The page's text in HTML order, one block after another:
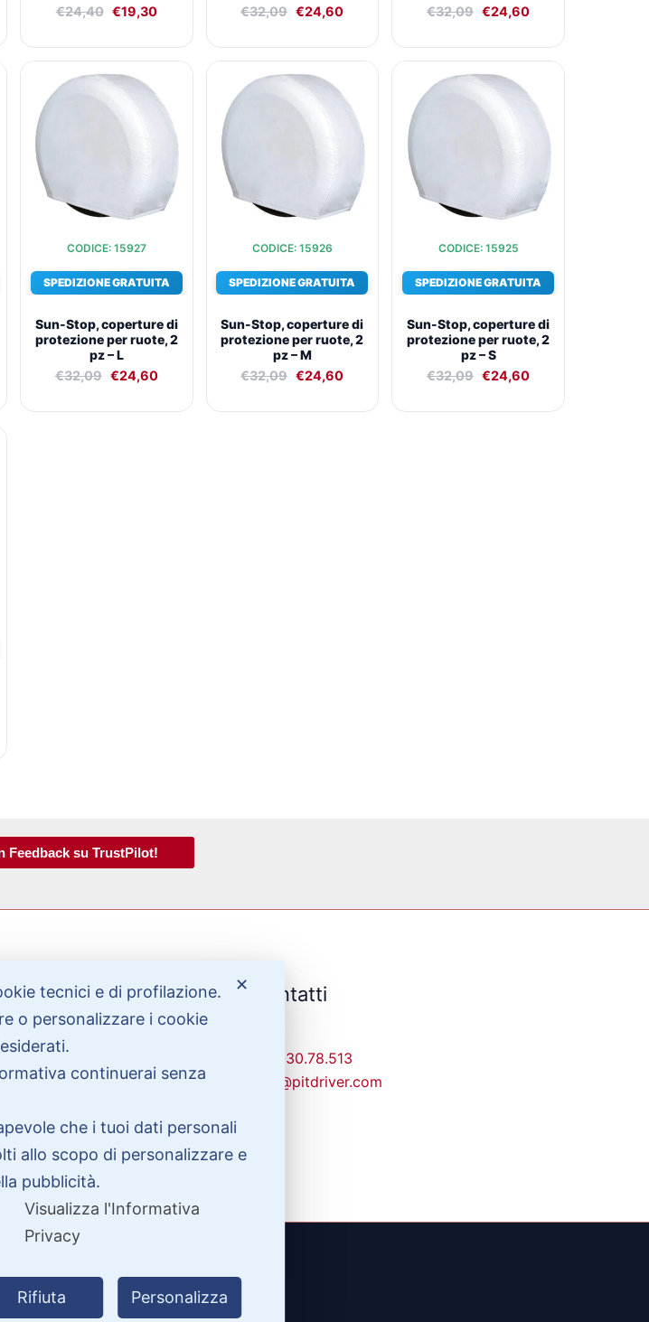
€24,40 €19,30
€32,09 €24,60
€32,09 €24,60
CODICE: 15927
SPEDIZIONE GRATUITA
Sun-Stop, coperture di
protezione per ruote, 2
pz – L
€32,09
prezzo
originale
era:
€24,60
attuale
è:
€24,60.
CODICE: 15926
SPEDIZIONE GRATUITA
Sun-Stop, coperture di
protezione per ruote, 2
pz – M
€32,09
prezzo
originale
era:
€24,60
attuale
è:
€24,60.
CODICE: 15925
SPEDIZIONE GRATUITA
Sun-Stop, coperture di
protezione per ruote, 2
pz – S
€32,09
prezzo
originale
era:
€24,60
attuale
è:
€24,60.
Feedback su TrustPilot!
Contatti
329-30.78.513
info@pitdriver.com
VIA DEL SALICE 105, 97100 RAGUSA (RG)
IVA 01877990885 |
✕
tecnici e di profilazione.
o personalizzare i cookie
continuerai senza
che i tuoi dati personali
allo scopo di personalizzare e
pubblicità.
Visualizza l'Informativa
Privacy
Rifiuta Personalizza